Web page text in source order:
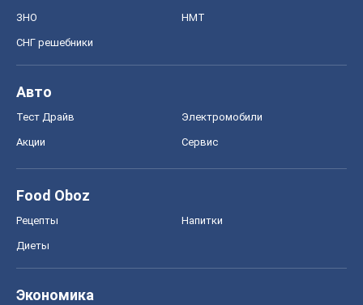
ЗНО НМТ
СНГ решебники
Авто
Тест Драйв Электромобили
Акции Сервис
Food Oboz
Рецепты Напитки
Диеты
Экономика